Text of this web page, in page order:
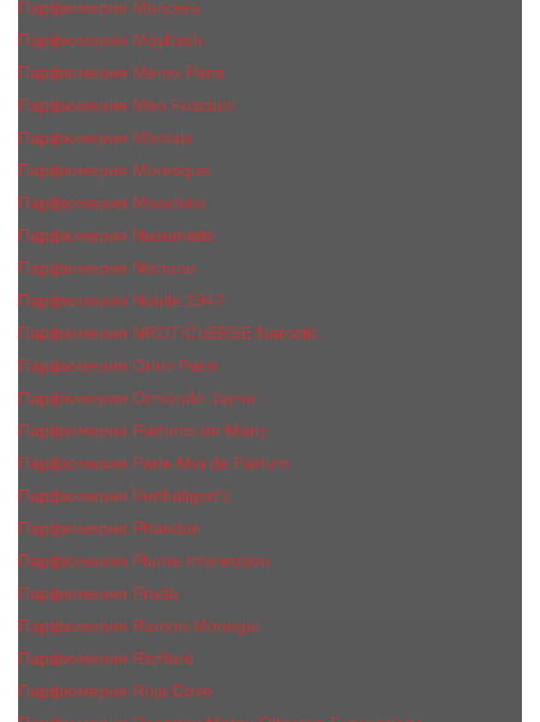
Парфюмерия Mancera
Парфюмерия Maybach
Парфюмерия Memo Paris
Парфюмерия Meo Fusciuni
Парфюмерия Montale
Парфюмерия Moresque
Парфюмерия Moschino
Парфюмерия Nasomatto
Парфюмерия Nishane
Парфюмерия Nobile 1942
Парфюмерия NROTICuERSE Narcotic
Парфюмерия Orlov Paris
Парфюмерия Ormonde Jayne
Парфюмерия Parfums de Marly
Парфюмерия Parle Moi de Parfum
Парфюмерия Penhaligon's
Парфюмерия Phaedon
Парфюмерия Plume Impression
Парфюмерия Prada
Парфюмерия Ramon Monegal
Парфюмерия RicHard
Парфюмерия Roja Dove